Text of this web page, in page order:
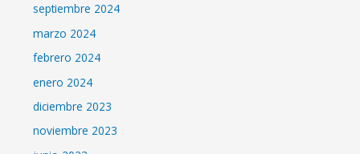
septiembre 2024
marzo 2024
febrero 2024
enero 2024
diciembre 2023
noviembre 2023